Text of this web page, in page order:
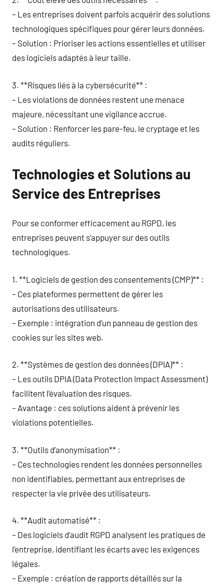
– Les entreprises doivent parfois acquérir des solutions
technologiques spécifiques pour gérer leurs données.
– Solution : Prioriser les actions essentielles et utiliser
des logiciels adaptés à leur taille.
3. **Risques liés à la cybersécurité** :
– Les violations de données restent une menace
majeure, nécessitant une vigilance accrue.
– Solution : Renforcer les pare-feu, le cryptage et les
audits réguliers.
Technologies et Solutions au
Service des Entreprises
Pour se conformer efficacement au RGPD, les
entreprises peuvent s’appuyer sur des outils
technologiques.
1. **Logiciels de gestion des consentements (CMP)** :
– Ces plateformes permettent de gérer les
autorisations des utilisateurs.
– Exemple : intégration d’un panneau de gestion des
cookies sur les sites web.
2. **Systèmes de gestion des données (DPIA)** :
– Les outils DPIA (Data Protection Impact Assessment)
facilitent l’évaluation des risques.
– Avantage : ces solutions aident à prévenir les
violations potentielles.
3. **Outils d’anonymisation** :
– Ces technologies rendent les données personnelles
non identifiables, permettant aux entreprises de
respecter la vie privée des utilisateurs.
4. **Audit automatisé** :
– Des logiciels d’audit RGPD analysent les pratiques de
l’entreprise, identifiant les écarts avec les exigences
légales.
– Exemple : création de rapports détaillés sur la